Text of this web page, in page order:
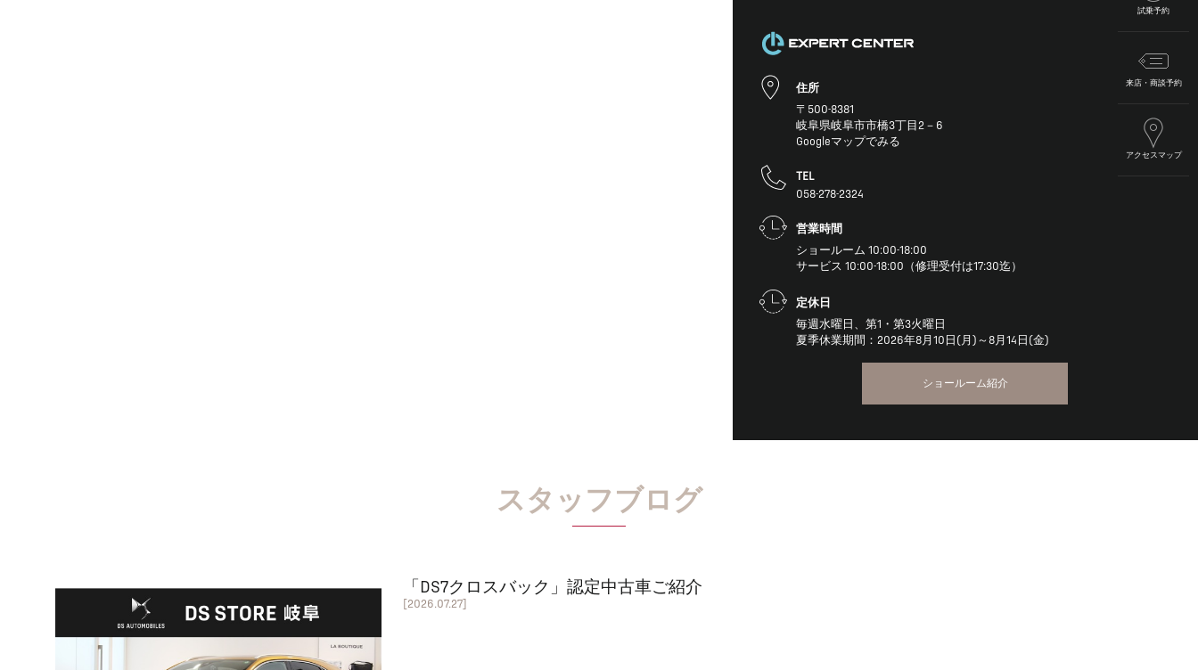
試乗予約
来店・商談予約
アクセスマップ
住所
〒500-8381
岐阜県岐阜市市橋3丁目2－6
Googleマップでみる
TEL
058-278-2324
営業時間
ショールーム 10:00-18:00
サービス 10:00-18:00（修理受付は17:30迄）
定休日
毎週水曜日、第1・第3火曜日
夏季休業期間：2026年8月10日(月)～8月14日(金)
ショールーム紹介
スタッフブログ
「DS7クロスバック」認定中古車ご紹介
[2026.07.27]